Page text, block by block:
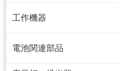
工作機器
電池関連部品